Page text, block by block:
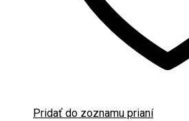
Pridať do zoznamu prianí